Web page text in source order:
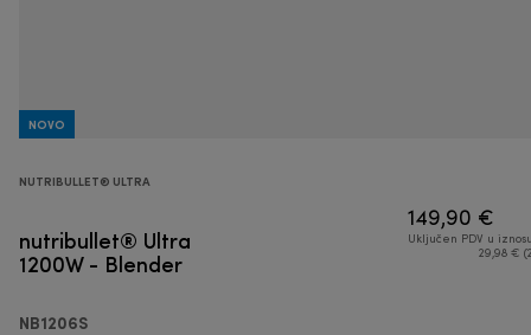
NOVO
NUTRIBULLET® ULTRA
nutribullet® Ultra
1200W - Blender
NB1206S
149,90 €
Uključen PDV u
29,98 €